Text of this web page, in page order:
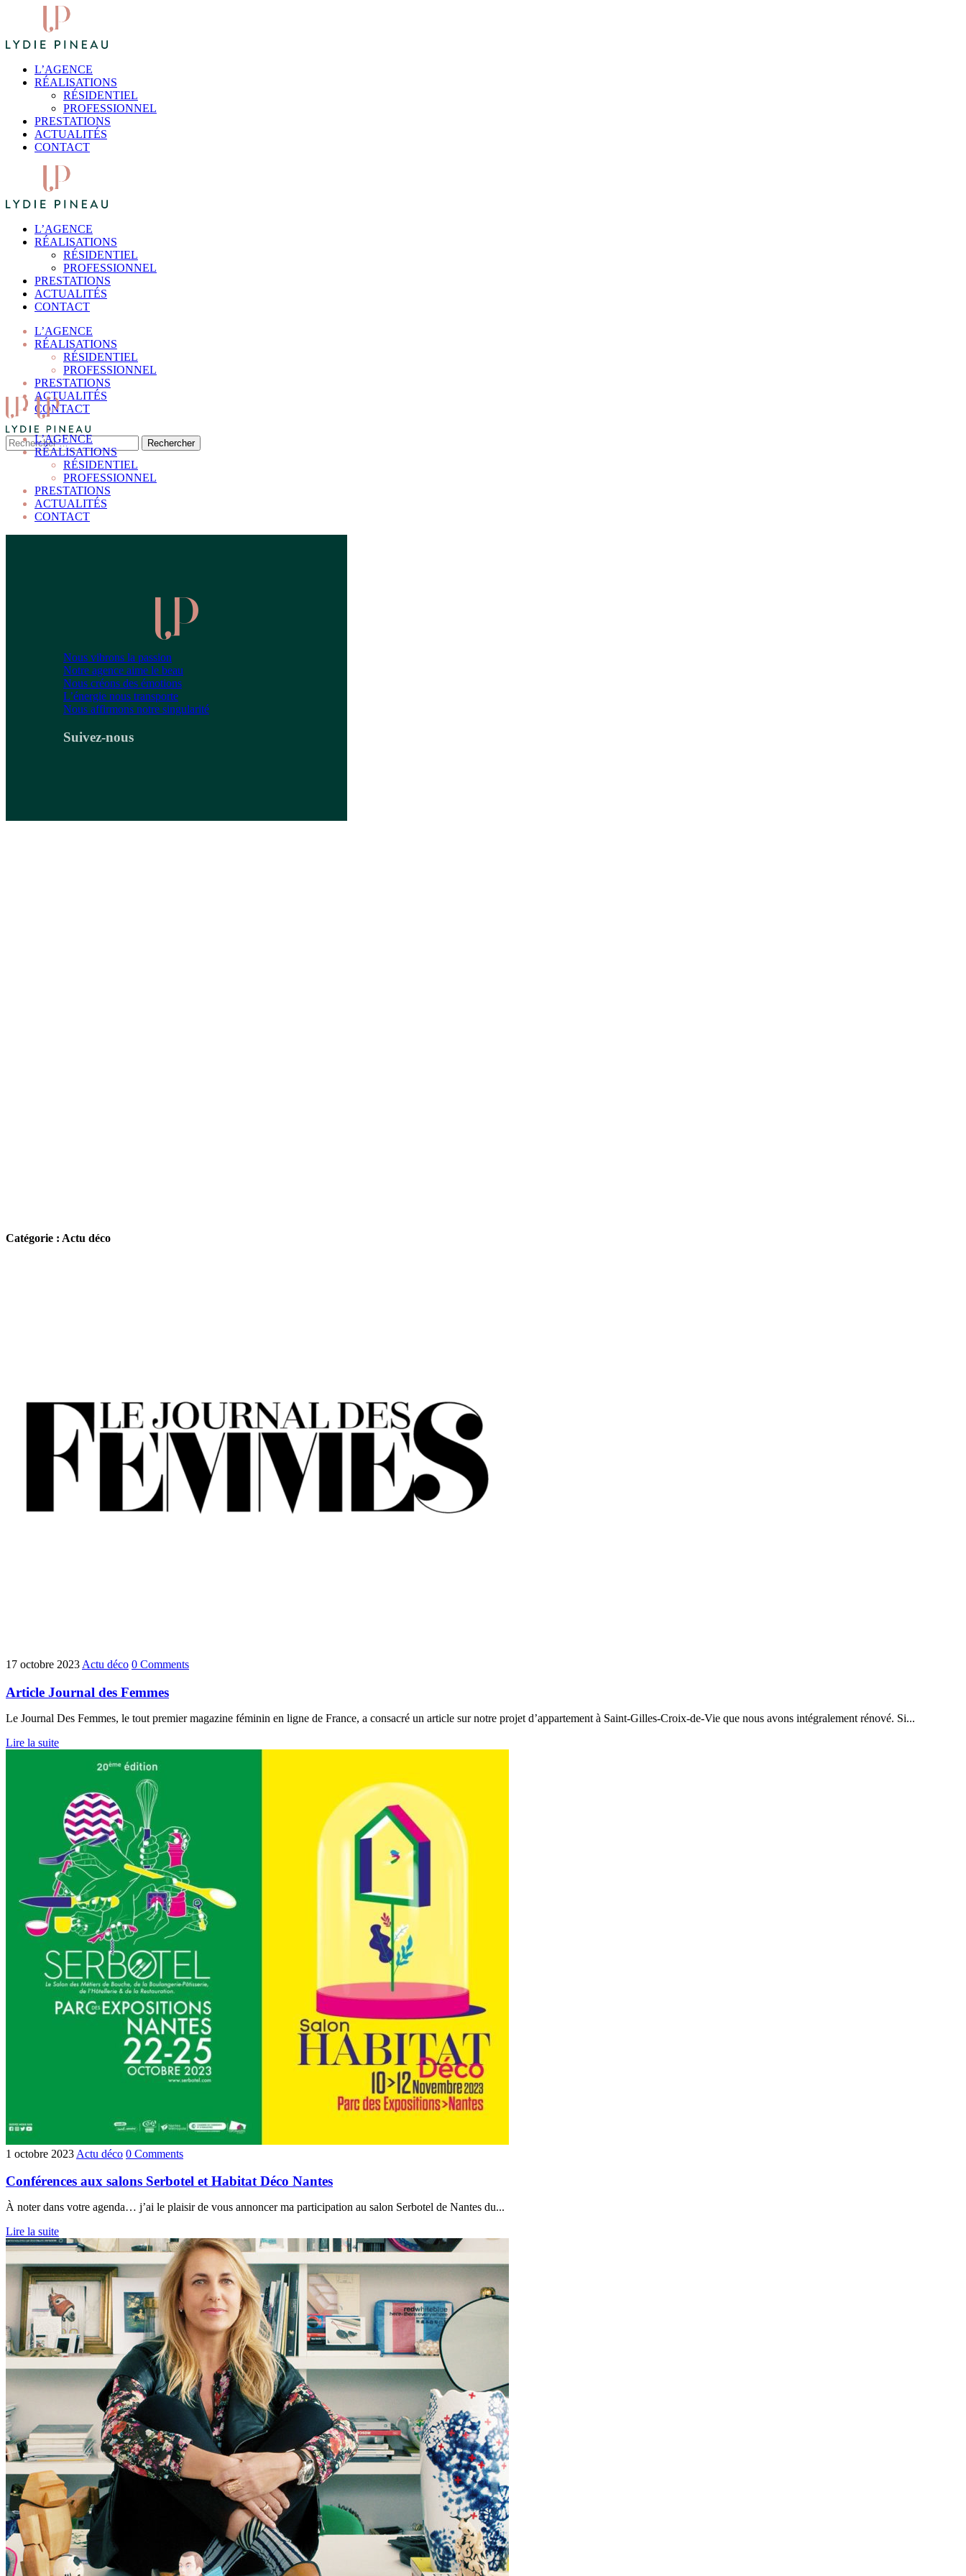
L’AGENCE
RÉALISATIONS
RÉSIDENTIEL
PROFESSIONNEL
PRESTATIONS
ACTUALITÉS
CONTACT
L’AGENCE
RÉALISATIONS
RÉSIDENTIEL
PROFESSIONNEL
PRESTATIONS
ACTUALITÉS
CONTACT
L’AGENCE
RÉALISATIONS
RÉSIDENTIEL
PROFESSIONNEL
PRESTATIONS
ACTUALITÉS
CONTACT
L’AGENCE
RÉALISATIONS
RÉSIDENTIEL
PROFESSIONNEL
PRESTATIONS
ACTUALITÉS
CONTACT
Nous vibrons la passion
Notre agence aime le beau
Nous créons des émotions
L’énergie nous transporte
Nous affirmons notre singularité
Suivez-nous
Catégorie : Actu déco
17 octobre 2023 Actu déco 0 Comments
Article Journal des Femmes
Le Journal Des Femmes, le tout premier magazine féminin en ligne de France, a consacré un article sur notre projet d’appartement à Saint-Gilles-Croix-de-Vie que nous avons intégralement rénové. Si...
Lire la suite
1 octobre 2023 Actu déco 0 Comments
Conférences aux salons Serbotel et Habitat Déco Nantes
À noter dans votre agenda… j’ai le plaisir de vous annoncer ma participation au salon Serbotel de Nantes du...
Lire la suite